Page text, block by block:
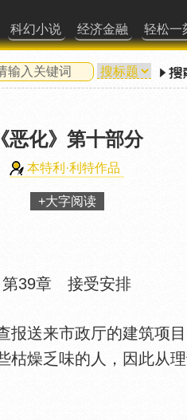
科幻小说 经济金融 轻松一
《恶化》 第十部分
本特利·利特作品
+大字阅读
第39章 接受安排
送来市政厅的建筑项
燥乏味的人，因此从